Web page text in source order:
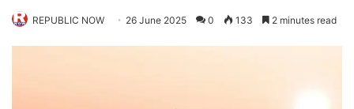
REPUBLIC NOW 26 June 2025 0 133 2 minutes read